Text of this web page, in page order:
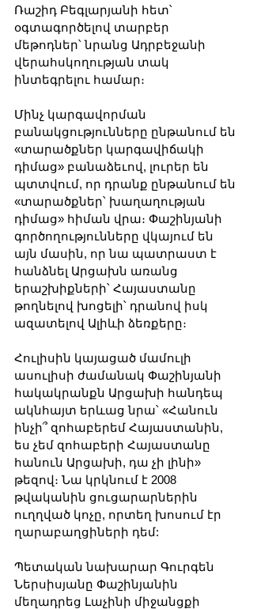
Ռաշիդ Բեգլարյանի հետ՝
օգտագործելով տարբեր
մեթոդներ՝ նրանց Ադրբեջանի
վերահսկողության տակ
ինտեգրելու համար։
Մինչ կարգավորման
բանակցությունները ընթանում են
«տարածքներ կարգավիճակի
դիմաց» բանաձեւով, լուրեր են
պտտվում, որ դրանք ընթանում են
«տարածքներ՝ խաղաղության
դիմաց» հիման վրա։ Փաշինյանի
գործողությունները վկայում են
այն մասին, որ նա պատրաստ է
հանձնել Արցախն առանց
երաշխիքների՝ Հայաստանը
թողնելով խոցելի՝ դրանով իսկ
ազատելով Ալիևի ձեռքերը։
Հուլիսին կայացած մամուլի
ասուլիսի ժամանակ Փաշինյանի
հակակրանքն Արցախի հանդեպ
ակնհայտ երևաց նրա՝ «Հանուն
ինչի՞ զոհաբերեմ Հայաստանին,
ես չեմ զոհաբերի Հայաստանը
հանուն Արցախի, դա չի լինի»
թեզով։ Նա կրկնում է 2008
թվականին ցուցարարներին
ուղղված կոչը, որտեղ խոսում էր
ղարաբաղցիների դեմ:
Պետական ​​նախարար Գուրգեն
Ներսիսյանը Փաշինյանին
մեղադրեց Լաչինի միջանցքի